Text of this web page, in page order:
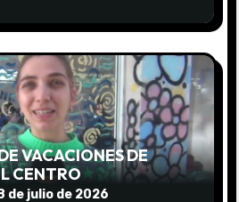
VACACIONES DE
CENTRO
EL TALA
de julio de 2026